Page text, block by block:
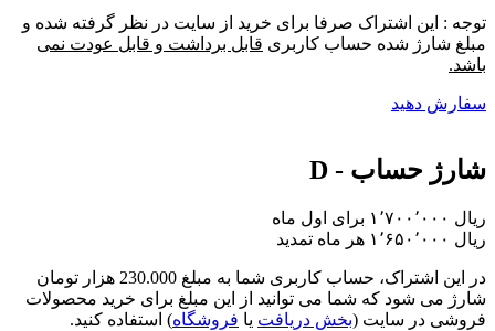
توجه : این اشتراک صرفا برای خرید از سایت در نظر گرفته شده و
مبلغ شارژ شده حساب کاربری قابل برداشت و قابل عودت نمی
باشد.
سفارش دهید
شارژ حساب - D
برای اول ماه
تمدید
در این اشتراک،
حساب کاربری شما به مبلغ 230.000 هزار تومان
شارژ می شود که شما می توانید از این مبلغ برای خرید محصولات
فروشی در سایت (بخش دریافت یا فروشگاه) استفاده کنید.